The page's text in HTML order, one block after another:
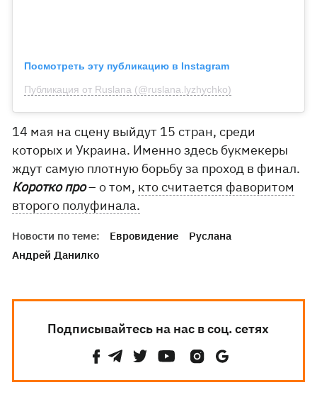
Посмотреть эту публикацию в Instagram
Публикация от Ruslana (@ruslana.lyzhychko)
14 мая на сцену выйдут 15 стран, среди
которых и Украина. Именно здесь букмекеры
ждут самую плотную борьбу за проход в финал.
Коротко про– о том, кто считается фаворитом
второго полуфинала.
Новости по теме: Евровидение
Руслана
Андрей Данилко
Подписывайтесь на нас в соц. сетях